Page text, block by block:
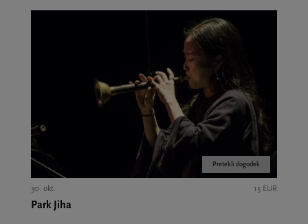
Pretekli dogodek
30. okt. 15 EUR
Park Jiha